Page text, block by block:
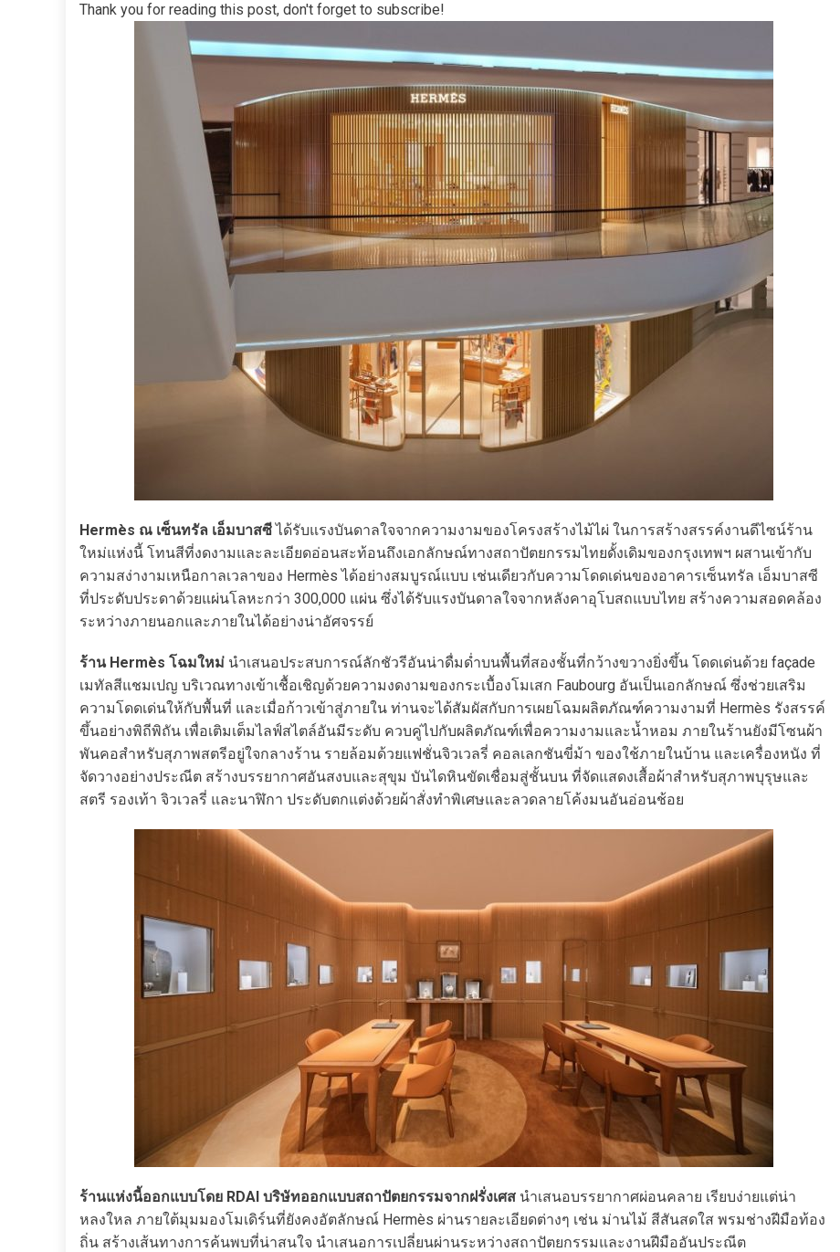
Thank you for reading this post, don't forget to subscribe!
Hermès ณ เซ็นทรัล เอ็มบาสซีได้รับแรงบันดาลใจจากความงามของโครงสร้างไม้ไผ่ ในการสร้างสรรค์งานดีไซน์ร้าน
ใหม่แห่งนี้ โทนสีที่งดงามและละเอียดอ่อนสะท้อนถึงเอกลักษณ์ทางสถาปัตยกรรมไทยดั้งเดิมของกรุงเทพฯ ผสานเข้ากับ
ความสง่างามเหนือกาลเวลาของ Hermès ได้อย่างสมบูรณ์แบบ เช่นเดียวกับความโดดเด่นของอาคารเซ็นทรัล เอ็มบาสซี
ที่ประดับประดาด้วยแผ่นโลหะกว่า 300,000 แผ่น ซึ่งได้รับแรงบันดาลใจจากหลังคาอุโบสถแบบไทย สร้างความสอดคล้อง
ระหว่างภายนอกและภายในได้อย่างน่าอัศจรรย์
ร้าน Hermès โฉมใหม่ นำเสนอประสบการณ์ลักชัวรีอันน่าดื่มด่ำบนพื้นที่สองชั้นที่กว้างขวางยิ่งขึ้น โดดเด่นด้วย façade
เมทัลสีแชมเปญ บริเวณทางเข้าเชื้อเชิญด้วยความงดงามของกระเบื้องโมเสก Faubourg อันเป็นเอกลักษณ์ ซึ่งช่วยเสริม
ความโดดเด่นให้กับพื้นที่ และเมื่อก้าวเข้าสู่ภายใน ท่านจะได้สัมผัสกับการเผยโฉมผลิตภัณฑ์ความงามที่ Hermès รังสรรค์
ขึ้นอย่างพิถีพิถัน เพื่อเติมเต็มไลฟ์สไตล์อันมีระดับ ควบคู่ไปกับผลิตภัณฑ์เพื่อความงามและน้ำหอม ภายในร้านยังมีโซนผ้า
พันคอสำหรับสุภาพสตรีอยู่ใจกลางร้าน รายล้อมด้วยแฟชั่นจิวเวลรี่ คอลเลกชันขี่ม้า ของใช้ภายในบ้าน และเครื่องหนัง ที่
จัดวางอย่างประณีต สร้างบรรยากาศอันสงบและสุขุม บันไดหินขัดเชื่อมสู่ชั้นบน ที่จัดแสดงเสื้อผ้าสำหรับสุภาพบุรุษและ
สตรี รองเท้า จิวเวลรี่ และนาฬิกา ประดับตกแต่งด้วยผ้าสั่งทำพิเศษและลวดลายโค้งมนอันอ่อนช้อย
ร้านแห่งนี้ออกแบบโดย RDAI บริษัทออกแบบสถาปัตยกรรมจากฝรั่งเศส นำเสนอบรรยากาศผ่อนคลาย เรียบง่ายแต่น่า
หลงใหล ภายใต้มุมมองโมเดิร์นที่ยังคงอัตลักษณ์ Hermès ผ่านรายละเอียดต่างๆ เช่น ม่านไม้ สีสันสดใส พรมช่างฝีมือท้อง
ถิ่น สร้างเส้นทางการค้นพบที่น่าสนใจ นำเสนอการเปลี่ยนผ่านระหว่างสถาปัตยกรรมและงานฝีมืออันประณีต